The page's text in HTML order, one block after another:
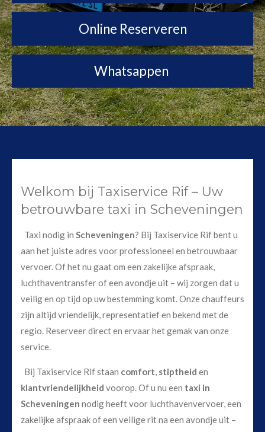
Online Reserveren
Whatsappen
Welkom bij Taxiservice Rif – Uw
betrouwbare taxi in Scheveningen
Taxi nodig in Scheveningen? Bij Taxiservice Rif bent u
aan het juiste adres voor professioneel en betrouwbaar
vervoer. Of het nu gaat om een zakelijke afspraak,
luchthaventransfer of een avondje uit – wij zorgen dat u
veilig en op tijd op uw bestemming komt. Onze chauffeurs
zijn altijd vriendelijk, representatief en bekend met de
regio. Reserveer direct en ervaar het gemak van onze
service.
Bij Taxiservice Rif staan comfort, stiptheid en
klantvriendelijkheid voorop. Of u nu een taxi in
Scheveningen nodig heeft voor luchthavenvervoer, een
zakelijke afspraak of een veilige rit na een avondje uit –